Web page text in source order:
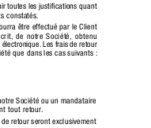
toutes les justiﬁcations quant
constatés.
être effectué par le Client
de notre Société, obtenu
électronique. Les frais de retour
que dans les cas suivants :
Société ou un mandataire
tout retour.
retour seront exclusivement